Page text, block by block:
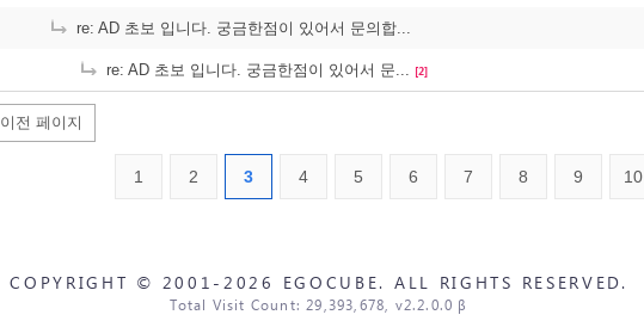
re: AD 초보 입니다. 궁금한점이 있어서 문의합...
re: AD 초보 입니다. 궁금한점이 있어서 문... [2]
이전 페이지
1 2 3 4 5 6 7 8 9 10
COPYRIGHT © 2001-2026 EGOCUBE. ALL RIGHTS RESERVED.
Total Visit Count: 29,393,678, v2.2.0.0 β